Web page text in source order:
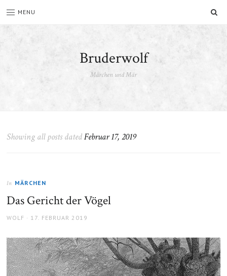
MENU
Bruderwolf
Märchen und Mär
Showing all posts datedFebruar 17, 2019
In MÄRCHEN
Das Gericht der Vögel
AUTHOR
WOLF
POSTED
17. FEBRUAR 2019